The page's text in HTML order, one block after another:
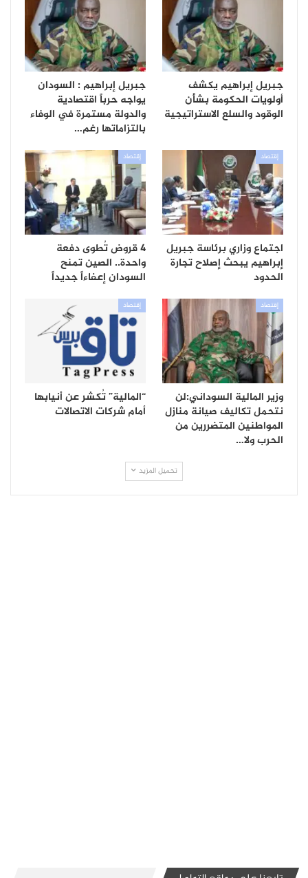
جبريل إبراهيم يكشف
أولويات الحكومة بشأن
الوقود والسلع الاستراتيجية
جبريل إبراهيم : السودان
يواجه حرباً اقتصادية
والدولة مستمرة في الوفاء
بالتزاماتها رغم…
إقتصاد
اجتماع وزاري برئاسة جبريل
إبراهيم يبحث إصلاح تجارة
الحدود
إقتصاد
4 قروض تُطوى دفعة
واحدة.. الصين تمنح
السودان إعفاءاً جديداً
إقتصاد
وزير المالية السوداني:لن
نتحمل تكاليف صيانة منازل
المواطنين المتضررين من
الحرب ولا…
إقتصاد
“المالية” تُكشر عن أنيابها
أمام شركات الاتصالات
تحميل المزيد